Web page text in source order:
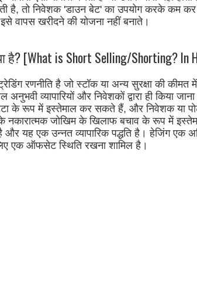
है, तो निवेशक 'डाउन बेट' का उपयोग करके कम
वापस खरीदने की योजना नहीं बनाते।
है? [What is Short Selling/Shorting? In
रणनीति है जो स्टॉक या अन्य सुरक्षा की
व्यापारियों और निवेशकों द्वारा ही किया जाना
के रूप में इस्तेमाल कर सकते हैं, और निवेशक या
नकारात्मक जोखिम के खिलाफ बचाव के रूप में
और यह एक उन्नत व्यापारिक पद्धति है। हेजिंग एक
एक ऑफसेट स्थिति रखना शामिल है।